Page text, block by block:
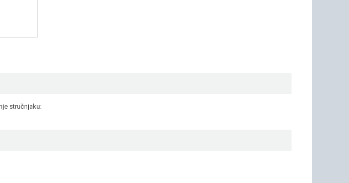
stručnjaku: